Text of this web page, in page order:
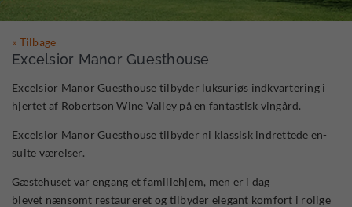
« Tilbage
Excelsior Manor Guesthouse
Excelsior Manor Guesthouse tilbyder luksuriøs indkvartering i
hjertet af Robertson Wine Valley på en fantastisk vingård.
Excelsior Manor Guesthouse tilbyder ni klassisk indrettede en-
suite værelser.
Gæstehuset var engang et familiehjem, men er i dag
blevet nænsomt restaureret og tilbyder elegant komfort i rolige